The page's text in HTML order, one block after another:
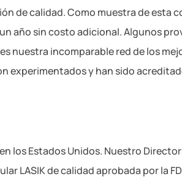
de calidad. Como muestra de esta
año sin costo adicional. Algunos
nuestra incomparable red de los
experimentados y han sido
los Estados Unidos. Nuestro
LASIK de calidad aprobada por la